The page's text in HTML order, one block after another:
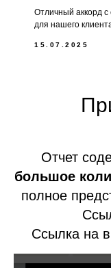
Отличный аккорд
для нашего
15.07.2025
Отчет
большое
полное
Ссылка на